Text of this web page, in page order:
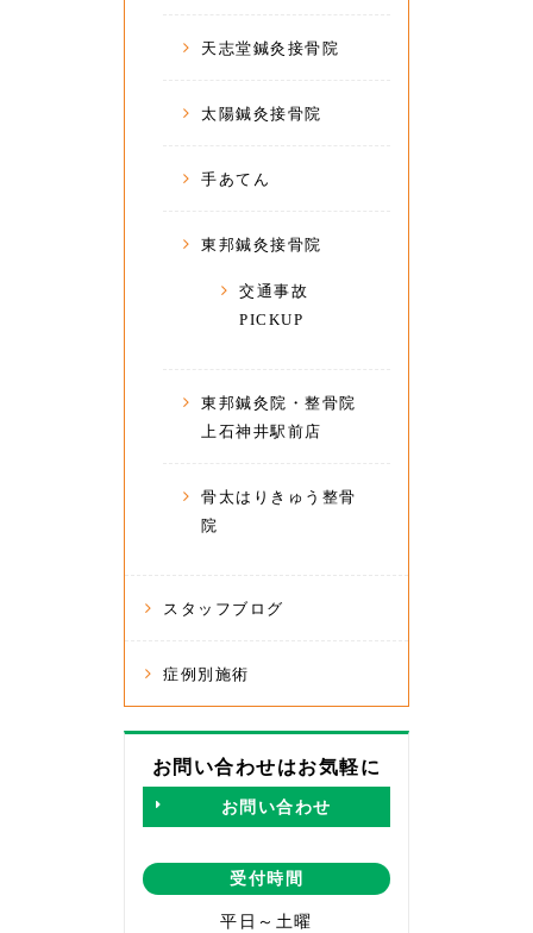
天志堂鍼灸接骨院
太陽鍼灸接骨院
手あてん
東邦鍼灸接骨院
交通事故
PICKUP
東邦鍼灸院・整骨院
上石神井駅前店
骨太はりきゅう整骨
院
スタッフブログ
症例別施術
お問い合わせはお気軽に
お問い合わせ
受付時間
平日～土曜